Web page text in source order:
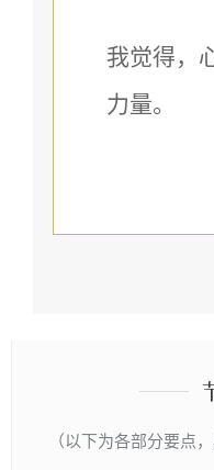
我觉得，
力量。
（以下为各部分要点